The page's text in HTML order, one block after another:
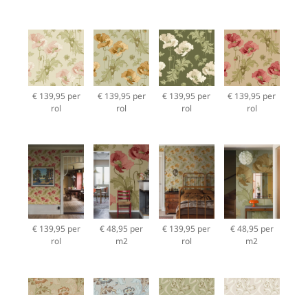
€ 139,95 per
rol
€ 139,95 per
rol
€ 139,95 per
rol
€ 139,95 per
rol
€ 139,95 per
rol
€ 48,95 per
m2
€ 139,95 per
rol
€ 48,95 per
m2